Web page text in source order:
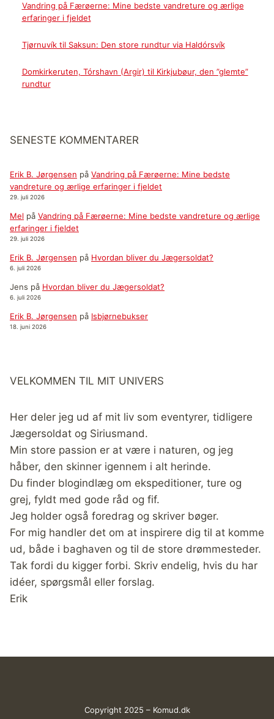
Vandring på Færøerne: Mine bedste vandreture og ærlige
erfaringer i fjeldet
Tjørnuvík til Saksun: Den store rundtur via Haldórsvík
Domkirkeruten, Tórshavn (Argir) til Kirkjubøur, den ”glemte”
rundtur
SENESTE KOMMENTARER
Erik B. Jørgensen på Vandring på Færøerne: Mine bedste
vandreture og ærlige erfaringer i fjeldet
29. juli 2026
Mel på Vandring på Færøerne: Mine bedste vandreture og ærlige
erfaringer i fjeldet
29. juli 2026
Erik B. Jørgensen på Hvordan bliver du Jægersoldat?
6. juli 2026
Jens på Hvordan bliver du Jægersoldat?
6. juli 2026
Erik B. Jørgensen på Isbjørnebukser
18. juni 2026
VELKOMMEN TIL MIT UNIVERS
Her deler jeg ud af mit liv som eventyrer, tidligere
Jægersoldat og Siriusmand.
Min store passion er at være i naturen, og jeg
håber, den skinner igennem i alt herinde.
Du finder blogindlæg om ekspeditioner, ture og
grej, fyldt med gode råd og fif.
Jeg holder også foredrag og skriver bøger.
For mig handler det om at inspirere dig til at komme
ud, både i baghaven og til de store drømmesteder.
Tak fordi du kigger forbi. Skriv endelig, hvis du har
idéer, spørgsmål eller forslag.
Erik
Copyright 2025 – Komud.dk